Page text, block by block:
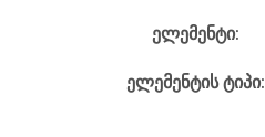
ელემენტი:
ელემენტის ტიპი: